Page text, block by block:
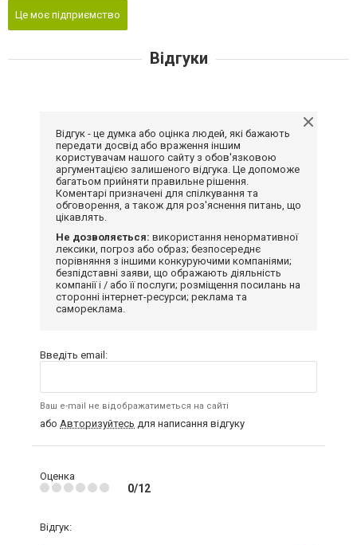
Це моє підприємство
Відгуки
Відгук - це думка або оцінка людей, які бажають
передати досвід або враження іншим
користувачам нашого сайту з обов'язковою
аргументацією залишеного відгука. Це допоможе
багатьом прийняти правильне рішення.
Коментарі призначені для спілкування та
обговорення, а також для роз'яснення питань, що
цікавлять.
Не дозволяється: використання ненормативної
лексики, погроз або образ; безпосереднє
порівняння з іншими конкуруючими компаніями;
безпідставні заяви, що ображають діяльність
компанії і / або її послуги; розміщення посилань на
сторонні інтернет-ресурси; реклама та
самореклама.
Введіть email:
Ваш e-mail не відображатиметься на сайті
або Авторизуйтесь для написання відгуку
Оценка
0/12
Відгук: